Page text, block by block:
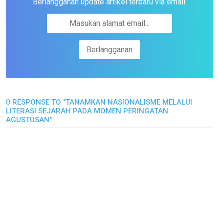
0 RESPONSE TO "TANAMKAN NASIONALISME MELALUI
LITERASI SEJARAH PADA MOMEN PERINGATAN
AGUSTUSAN"